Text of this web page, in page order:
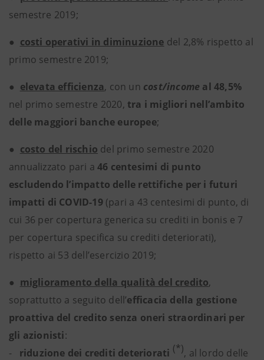
semestre 2019;
● costi operativi in diminuzione del 2,8% rispetto al
primo semestre 2019;
● elevata efficienza, con un cost/income al 48,5%
nel primo semestre 2020, tra i migliori nell’ambito
delle maggiori banche europee;
● costo del rischio del primo semestre 2020
annualizzato pari a 46 centesimi di punto
escludendo l’impatto delle rettifiche per i futuri
impatti di COVID-19(pari a 43 centesimi di punto, di
cui 36 per copertura generica su crediti in bonis e 7
per copertura specifica su crediti deteriorati),
rispetto ai 53 dell’esercizio 2019;
● miglioramento della qualità del credito,
soprattutto a seguito dell’efficacia della gestione
proattiva del credito senza oneri straordinari per
gli azionisti:
- riduzione dei crediti deteriorati (*), al lordo delle